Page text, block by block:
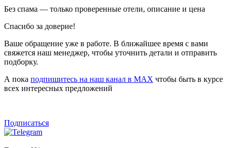
Без спама — только проверенные отели, описание и цена
Спасибо за доверие!
Ваше обращение уже в работе. В ближайшее время с вами
свяжется наш менеджер, чтобы уточнить детали и отправить
подборку.
А пока подпишитесь на наш канал в MAX чтобы быть в курсе
всех интересных предложений
Подписаться